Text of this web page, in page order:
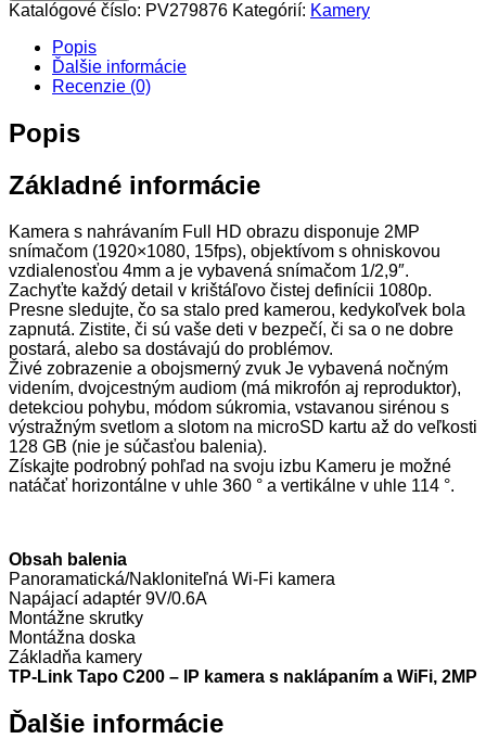
Katalógové číslo: PV279876 Kategórií: Kamery
Popis
Ďalšie informácie
Recenzie (0)
Popis
Základné informácie
Kamera s nahrávaním Full HD obrazu disponuje 2MP
snímačom (1920×1080, 15fps), objektívom s ohniskovou
vzdialenosťou 4mm a je vybavená snímačom 1/2,9″.
Zachyťte každý detail v krištáľovo čistej definícii 1080p.
Presne sledujte, čo sa stalo pred kamerou, kedykoľvek bola
zapnutá. Zistite, či sú vaše deti v bezpečí, či sa o ne dobre
postará, alebo sa dostávajú do problémov.
Živé zobrazenie a obojsmerný zvuk Je vybavená nočným
videním, dvojcestným audiom (má mikrofón aj reproduktor),
detekciou pohybu, módom súkromia, vstavanou sirénou s
výstražným svetlom a slotom na microSD kartu až do veľkosti
128 GB (nie je súčasťou balenia).
Získajte podrobný pohľad na svoju izbu Kameru je možné
natáčať horizontálne v uhle 360 ° a vertikálne v uhle 114 °.
Obsah balenia
Panoramatická/Nakloniteľná Wi-Fi kamera
Napájací adaptér 9V/0.6A
Montážne skrutky
Montážna doska
Základňa kamery
TP-Link Tapo C200 – IP kamera s naklápaním a WiFi, 2MP
Ďalšie informácie